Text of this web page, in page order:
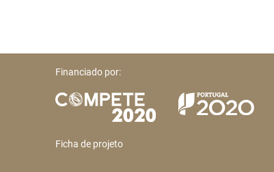
Financiado por:
Ficha de projeto